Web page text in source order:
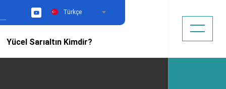
YouTubeTürkçe
Yücel Sarıaltın Kimdir?